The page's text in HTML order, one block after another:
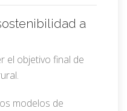
a
el objetivo final de
modelos de